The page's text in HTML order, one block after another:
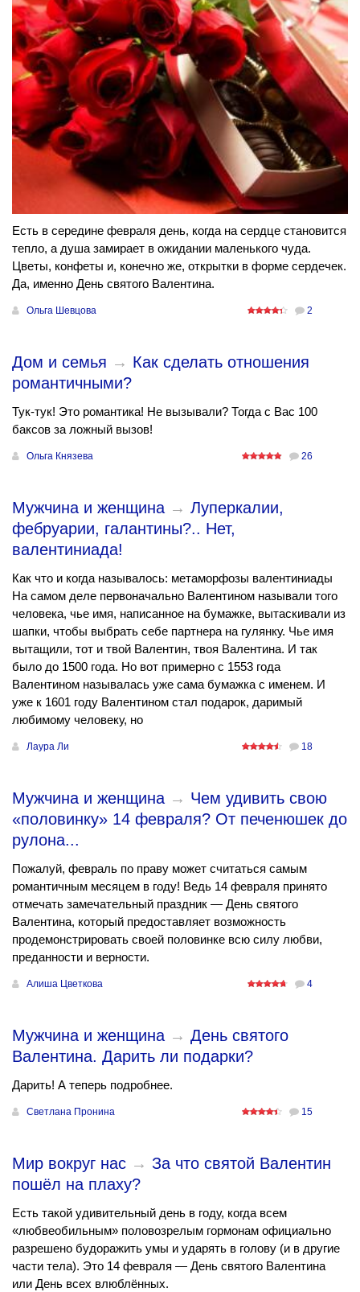
Есть в середине февраля день, когда на сердце становится
тепло, а душа замирает в ожидании маленького чуда.
Цветы, конфеты и, конечно же, открытки в форме сердечек.
Да, именно День святого Валентина.
Ольга Шевцова 2
Дом и семья → Как сделать отношения
романтичными?
Тук-тук! Это романтика! Не вызывали? Тогда с Вас 100
баксов за ложный вызов!
Ольга Князева 26
Мужчина и женщина → Луперкалии,
фебруарии, галантины?.. Нет,
валентиниада!
Как что и когда называлось: метаморфозы валентиниады
На самом деле первоначально Валентином называли того
человека, чье имя, написанное на бумажке, вытаскивали из
шапки, чтобы выбрать себе партнера на гулянку. Чье имя
вытащили, тот и твой Валентин, твоя Валентина. И так
было до 1500 года. Но вот примерно с 1553 года
Валентином называлась уже сама бумажка с именем. И
уже к 1601 году Валентином стал подарок, даримый
любимому человеку, но
Лаура Ли 18
Мужчина и женщина → Чем удивить свою
«половинку» 14 февраля? От печенюшек до
рулона...
Пожалуй, февраль по праву может считаться самым
романтичным месяцем в году! Ведь 14 февраля принято
отмечать замечательный праздник — День святого
Валентина, который предоставляет возможность
продемонстрировать своей половинке всю силу любви,
преданности и верности.
Алиша Цветкова 4
Мужчина и женщина → День святого
Валентина. Дарить ли подарки?
Дарить! А теперь подробнее.
Светлана Пронина 15
Мир вокруг нас → За что святой Валентин
пошёл на плаху?
Есть такой удивительный день в году, когда всем
«любвеобильным» половозрелым гормонам официально
разрешено будоражить умы и ударять в голову (и в другие
части тела). Это 14 февраля — День святого Валентина
или День всех влюблённых.